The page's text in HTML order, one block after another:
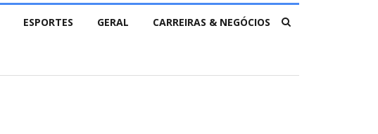
ESPORTES GERAL CARREIRAS & NEGÓCIOS